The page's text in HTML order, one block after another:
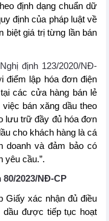
định dạng chuẩn dữ
định của pháp luật về
biệt giá trị từng lần bán
Nghị định 123/2020/NĐ-
điểm lập hóa đơn điện
các cửa hàng bán lẻ
bán xăng dầu theo
lưu trữ đầy đủ hóa đơn
cho khách hàng là cá
doanh và đảm bảo có
yêu cầu.”.
80/2023/NĐ-CP
xác nhận đủ điều
dầu được tiếp tục hoạt